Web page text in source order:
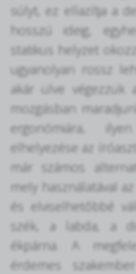
súlyt, ez ellazítja a
hosszú ideig,
statikus helyzet
ugyanolyan rossz
akár ülve végezzük
mozgásban
ergonómiára,
elhelyezése az
már számos
mely használatával
és elviselhetőbbé
szék, a labda, a
ékpárna. A
érdemes